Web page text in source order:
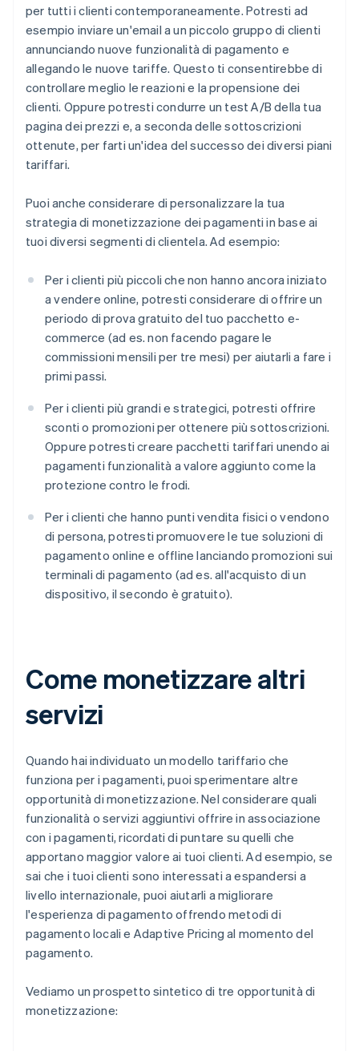
per tutti i clienti contemporaneamente. Potresti ad
esempio inviare un'email a un piccolo gruppo di clienti
annunciando nuove funzionalità di pagamento e
allegando le nuove tariffe. Questo ti consentirebbe di
controllare meglio le reazioni e la propensione dei
clienti. Oppure potresti condurre un test A/B della tua
pagina dei prezzi e, a seconda delle sottoscrizioni
ottenute, per farti un'idea del successo dei diversi piani
tariffari.
Puoi anche considerare di personalizzare la tua
strategia di monetizzazione dei pagamenti in base ai
tuoi diversi segmenti di clientela. Ad esempio:
Per i clienti più piccoli che non hanno ancora iniziato
a vendere online, potresti considerare di offrire un
periodo di prova gratuito del tuo pacchetto e-
commerce (ad es. non facendo pagare le
commissioni mensili per tre mesi) per aiutarli a fare i
primi passi.
Per i clienti più grandi e strategici, potresti offrire
sconti o promozioni per ottenere più sottoscrizioni.
Oppure potresti creare pacchetti tariffari unendo ai
pagamenti funzionalità a valore aggiunto come la
protezione contro le frodi.
Per i clienti che hanno punti vendita fisici o vendono
di persona, potresti promuovere le tue soluzioni di
pagamento online e offline lanciando promozioni sui
terminali di pagamento (ad es. all'acquisto di un
dispositivo, il secondo è gratuito).
Come monetizzare altri
servizi
Quando hai individuato un modello tariffario che
funziona per i pagamenti, puoi sperimentare altre
opportunità di monetizzazione. Nel considerare quali
funzionalità o servizi aggiuntivi offrire in associazione
con i pagamenti, ricordati di puntare su quelli che
apportano maggior valore ai tuoi clienti. Ad esempio, se
sai che i tuoi clienti sono interessati a espandersi a
livello internazionale, puoi aiutarli a migliorare
l'esperienza di pagamento offrendo metodi di
pagamento locali e Adaptive Pricing al momento del
pagamento.
Vediamo un prospetto sintetico di tre opportunità di
monetizzazione: